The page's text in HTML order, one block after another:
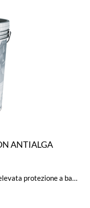
ANTIALGA
Rivestimento con caratteristiche di elevata protezione a base di copolimeri acrilici e di aspetto compatto e ruvido, contenente additivi per la protezione antialga e antifungo.